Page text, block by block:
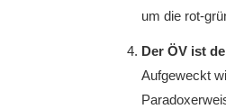
um die rot-
Der ÖV ist
Aufgeweckt